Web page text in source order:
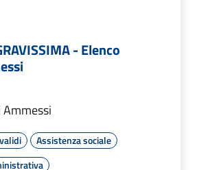
- Elenco
Assistenza sociale